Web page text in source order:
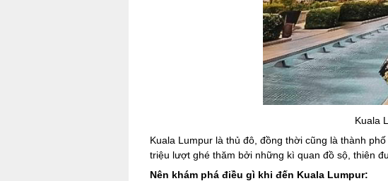
Kuala
Kuala Lumpur là thủ đô, đồng thời cũng là thành
triệu lượt ghé thăm bởi những kì quan đồ sộ, thiên
Nên khám phá điều gì khi đến Kuala Lumpur: